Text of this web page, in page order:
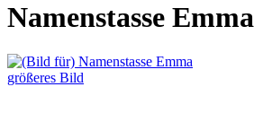
Namenstasse Emma
größeres Bild